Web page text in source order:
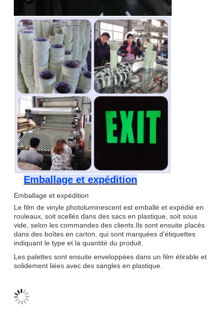
Emballage et expédition
Emballage et expédition
Le film de vinyle photoluminescent est emballé et expédié en
rouleaux, soit scellés dans des sacs en plastique, soit sous
vide, selon les commandes des clients.Ils sont ensuite placés
dans des boîtes en carton, qui sont marquées d'étiquettes
indiquant le type et la quantité du produit.
Les palettes sont ensuite enveloppées dans un film étirable et
solidement liées avec des sangles en plastique.